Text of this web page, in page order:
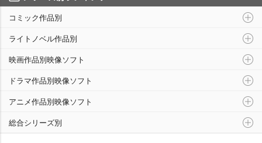
コミック作品別
ライトノベル作品別
映画作品別映像ソフト
ドラマ作品別映像ソフト
アニメ作品別映像ソフト
総合シリーズ別